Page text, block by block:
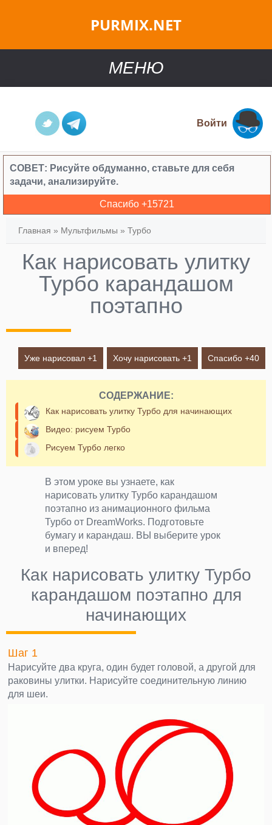
PURMIX.NET
МЕНЮ
Войти
СОВЕТ: Рисуйте обдуманно, ставьте для себя
задачи, анализируйте.
Спасибо +15721
Главная » Мультфильмы » Турбо
Как нарисовать улитку
Турбо карандашом
поэтапно
Уже нарисовал +1 Хочу нарисовать +1 Спасибо +40
СОДЕРЖАНИЕ:
Как нарисовать улитку Турбо для начинающих
Видео: рисуем Турбо
Рисуем Турбо легко
В этом уроке вы узнаете, как
нарисовать улитку Турбо карандашом
поэтапно из анимационного фильма
Турбо от DreamWorks. Подготовьте
бумагу и карандаш. ВЫ выберите урок
и вперед!
Как нарисовать улитку Турбо
карандашом поэтапно для
начинающих
Шаг 1
Нарисуйте два круга, один будет головой, а другой для
раковины улитки. Нарисуйте соединительную линию
для шеи.